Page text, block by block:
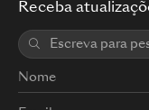
Receba